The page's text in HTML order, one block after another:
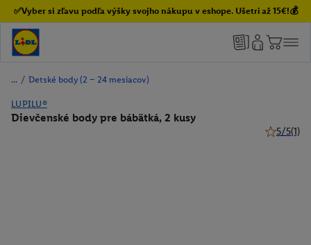
✅Vyber si zľavu podľa výšky svojho nákupu v eshope. Ušetri až 15€!💰
/ Detské body (2 – 24 mesiacov)
LUPILU®
Dievčenské body pre bábätká, 2 kusy
5/5(1)